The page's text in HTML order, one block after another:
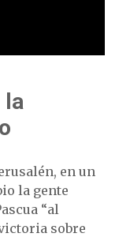
la
en un
la gente
“al
sobre